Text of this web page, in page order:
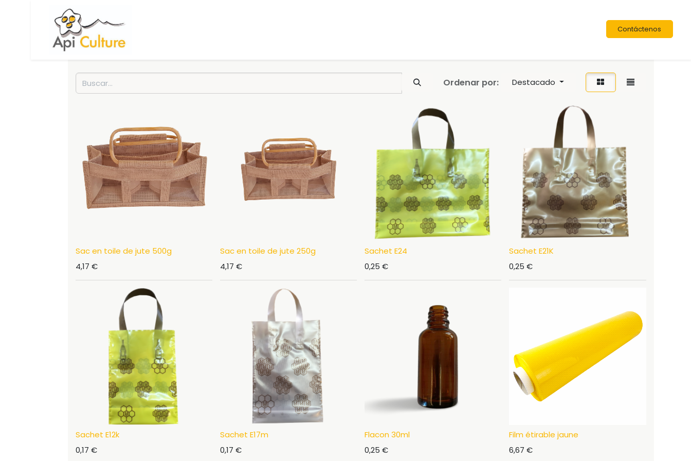
Contáctenos
Ordenar por: Destacado
Sac en toile de jute 500g
4,17 €
Sac en toile de jute 250g
4,17 €
Sachet E24
0,25 €
Sachet E21K
0,25 €
Sachet E12k
0,17 €
Sachet E17m
0,17 €
Flacon 30ml
0,25 €
Film étirable jaune
6,67 €